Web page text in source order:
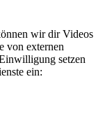
wir dir Videos
von externen
setzen
ein: